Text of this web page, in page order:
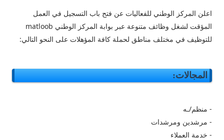
اعلن المركز الوطني للفعاليات عن فتح باب التسجيل في العمل
المؤقت لشغل وظائف متنوعة عبر بوابة المركز الوطني matloob
للتوظيف في مختلف مناطق لحملة كافة المؤهلات على النحو التالي:
المجالات:
- منظم/ـه
- مرشدين ومرشدات
- خدمة العملاء